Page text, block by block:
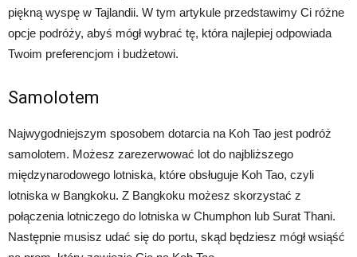
piękną wyspę w Tajlandii. W tym artykule przedstawimy Ci różne
opcje podróży, abyś mógł wybrać tę, która najlepiej odpowiada
Twoim preferencjom i budżetowi.
Samolotem
Najwygodniejszym sposobem dotarcia na Koh Tao jest podróż
samolotem. Możesz zarezerwować lot do najbliższego
międzynarodowego lotniska, które obsługuje Koh Tao, czyli
lotniska w Bangkoku. Z Bangkoku możesz skorzystać z
połączenia lotniczego do lotniska w Chumphon lub Surat Thani.
Następnie musisz udać się do portu, skąd będziesz mógł wsiąść